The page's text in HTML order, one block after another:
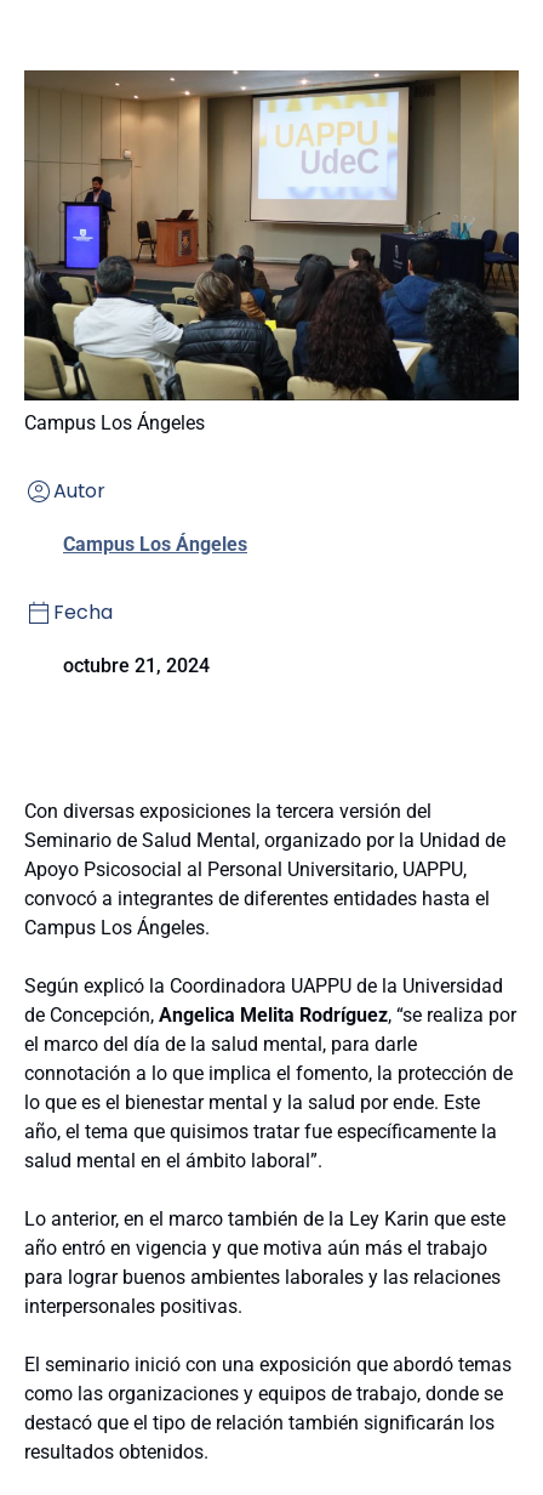
Campus Los Ángeles
Autor
Campus Los Ángeles
Fecha
octubre 21, 2024
Con diversas exposiciones la tercera versión del
Seminario de Salud Mental, organizado por la Unidad de
Apoyo Psicosocial al Personal Universitario, UAPPU,
convocó a integrantes de diferentes entidades hasta el
Campus Los Ángeles.
Según explicó la Coordinadora UAPPU de la Universidad
de Concepción, Angelica Melita Rodríguez, “se realiza por
el marco del día de la salud mental, para darle
connotación a lo que implica el fomento, la protección de
lo que es el bienestar mental y la salud por ende. Este
año, el tema que quisimos tratar fue específicamente la
salud mental en el ámbito laboral”.
Lo anterior, en el marco también de la Ley Karin que este
año entró en vigencia y que motiva aún más el trabajo
para lograr buenos ambientes laborales y las relaciones
interpersonales positivas.
El seminario inició con una exposición que abordó temas
como las organizaciones y equipos de trabajo, donde se
destacó que el tipo de relación también significarán los
resultados obtenidos.